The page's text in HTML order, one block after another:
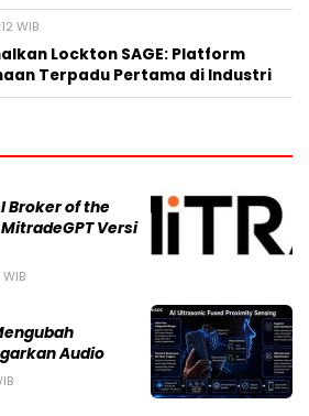
WIB
Lockton SAGE: Platform
Terpadu Pertama di Industri
Broker of the
Versi
Audio